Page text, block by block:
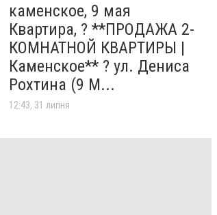
каменское, 9 мая
Квартира, ? **ПРОДАЖА 2-
КОМНАТНОЙ КВАРТИРЫ |
Каменское** ? ул. Дениса
Рохтина (9 М...
12:43, 31 липня